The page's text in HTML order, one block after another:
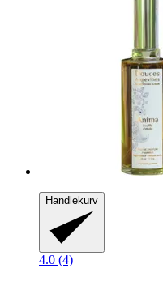
Handlekurv
4.0 (4)